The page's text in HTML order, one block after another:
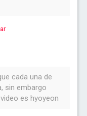
cada una de
sin embargo
es hyoyeon